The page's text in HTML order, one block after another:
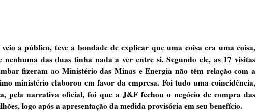
a público, teve a bondade de explicar que uma coisa era uma coisa,
das duas tinha nada a ver entre si. Segundo ele, as 17 visitas
fizeram ao Ministério das Minas e Energia não têm relação com a
ministério elaborou em favor da empresa. Foi tudo uma coincidência,
pela narrativa oficial, foi que a J&F fechou o negócio de compra das
logo após a apresentação da medida provisória em seu benefício.